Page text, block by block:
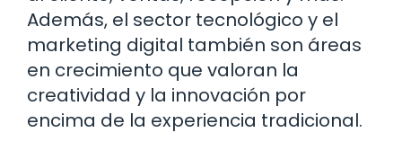
Además, el sector tecnológico y el
marketing digital también son áreas
en crecimiento que valoran la
creatividad y la innovación por
encima de la experiencia tradicional.